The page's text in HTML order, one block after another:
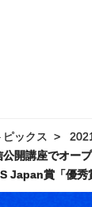
ピックス
開講座でオー
Japan賞「優秀